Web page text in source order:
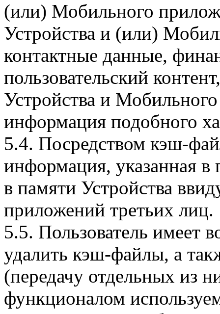
(или) Мобильного
Устройства и (или)
контактные данные,
пользовательский
Устройства и
информация подобного
5.4. Посредством кэш-
информация, указанная в
в памяти Устройства
приложений третьих лиц.
5.5. Пользователь имеет
удалить кэш-файлы, а
(передачу отдельных из
функционалом